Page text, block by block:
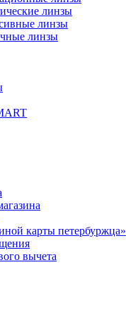
линзы
линзы
линзы
карты петербуржца»
вычета